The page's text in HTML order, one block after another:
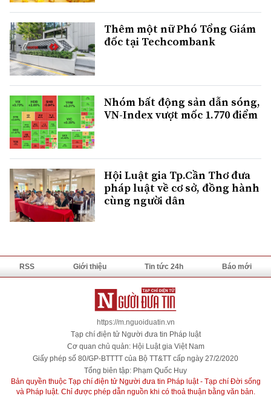
Thêm một nữ Phó Tổng Giám
đốc tại Techcombank
Nhóm bất động sản dẫn sóng,
VN-Index vượt mốc 1.770 điểm
Hội Luật gia Tp.Cần Thơ đưa
pháp luật về cơ sở, đồng hành
cùng người dân
RSS Giới thiệu Tin tức 24h Báo mới
https://m.nguoiduatin.vn
Tạp chí điện tử Người đưa tin Pháp luật
Cơ quan chủ quản: Hội Luật gia Việt Nam
Giấy phép số 80/GP-BTTTT của Bộ TT&TT cấp ngày 27/2/2020
Tổng biên tập: Phạm Quốc Huy
Bản quyền thuộc Tạp chí điện tử Người đưa tin Pháp luật - Tạp chí Đời sống
và Pháp luật. Chỉ được phép dẫn nguồn khi có thoả thuận bằng văn bản.